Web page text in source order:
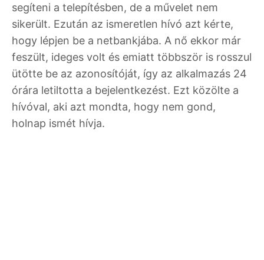
segíteni a telepítésben, de a művelet nem
sikerült. Ezután az ismeretlen hívó azt kérte,
hogy lépjen be a netbankjába. A nő ekkor már
feszült, ideges volt és emiatt többször is rosszul
ütötte be az azonosítóját, így az alkalmazás 24
órára letiltotta a bejelentkezést. Ezt közölte a
hívóval, aki azt mondta, hogy nem gond,
holnap ismét hívja.